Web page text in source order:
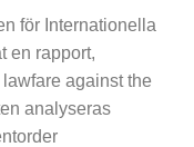
för Internationella
en rapport,
against the
analyseras